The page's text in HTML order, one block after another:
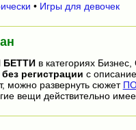
• Игры для девочек
БЕТТИв категориях
без регистрации с
можно развернуть сюжет
вещи действительно